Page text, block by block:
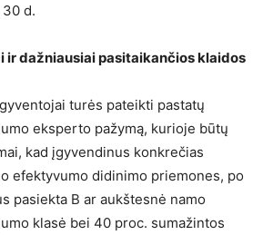
d.
ir dažniausiai pasitaikančios klaidos
turės pateikti pastatų
eksperto pažymą, kurioje būtų
kad įgyvendinus konkrečias
efektyvumo didinimo priemones, po
pasiekta B ar aukštesnė namo
klasė bei 40 proc. sumažintos